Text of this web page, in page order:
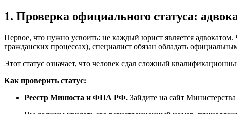
1. Проверка официального статуса:
Первое, что нужно усвоить: не каждый юрист является
гражданских процессах), специалист обязан обладать
Этот статус означает, что человек сдал сложный
Как проверить статус:
Реестр Минюста и ФПА РФ. Зайдите на сайт